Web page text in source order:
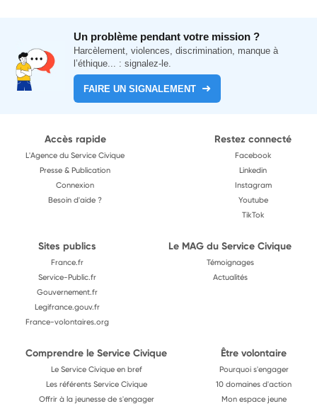
Un problème pendant votre mission ?
Harcèlement, violences, discrimination, manque à
l’éthique... : signalez-le.
FAIRE UN SIGNALEMENT
Accès rapide
L'Agence du Service Civique
Presse & Publication
Connexion
Besoin d'aide ?
Restez connecté
Facebook
Linkedin
Instagram
Youtube
TikTok
Sites publics
France.fr
Service-Public.fr
Gouvernement.fr
Legifrance.gouv.fr
France-volontaires.org
Le MAG du Service Civique
Témoignages
Actualités
Comprendre le Service Civique
Le Service Civique en bref
Les référents Service Civique
Offrir à la jeunesse de s'engager
Être volontaire
Pourquoi s'engager
10 domaines d'action
Mon espace jeune